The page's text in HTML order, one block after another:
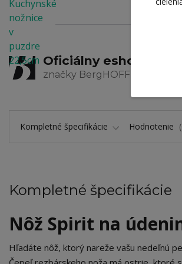
Oficiálny eshop
značky BergHOFF
Kompletné špecifikácie Hodnotenie
Kompletné špecifikácie
Nôž Spirit na
Hľadáte nôž, ktorý nareže vašu nedeľnú